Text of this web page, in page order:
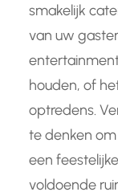
smakelijk
van uw
houden, of
optredens.
te denken
een
voldoende